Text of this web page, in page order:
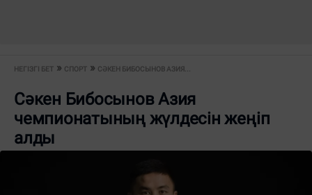
НЕГІЗГІ БЕТ СПОРТ СӘКЕН БИБОСЫНОВ АЗИЯ...
Сәкен Бибосынов Азия
чемпионатының жүлдесін жеңіп
алды